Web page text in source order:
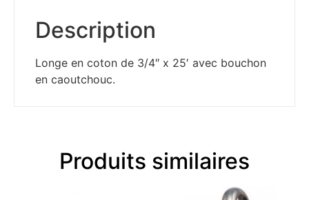
Description
Longe en coton de 3/4″ x 25′ avec bouchon
en caoutchouc.
Produits similaires